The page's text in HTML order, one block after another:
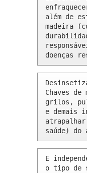
além de
madeira
doenças
Chaves de
grilos,
e demais
saúde) do
E
o tipo de